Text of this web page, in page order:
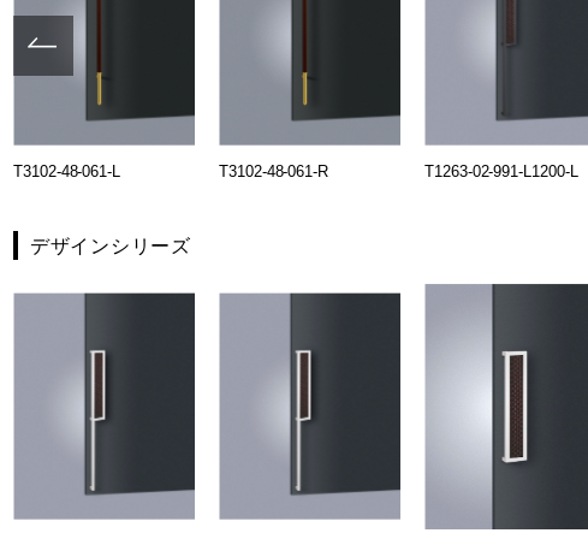
T3102-48-061-L T3102-48-061-R T1263-02-991-L1200-L
デザインシリーズ